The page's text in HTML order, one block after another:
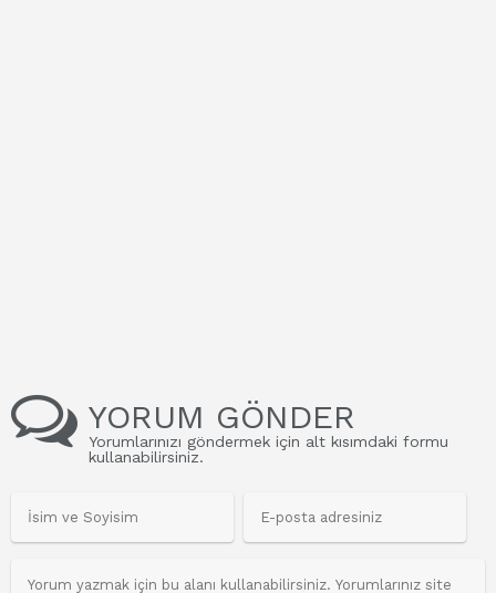
YORUM GÖNDER
Yorumlarınızı göndermek için alt kısımdaki formu
kullanabilirsiniz.